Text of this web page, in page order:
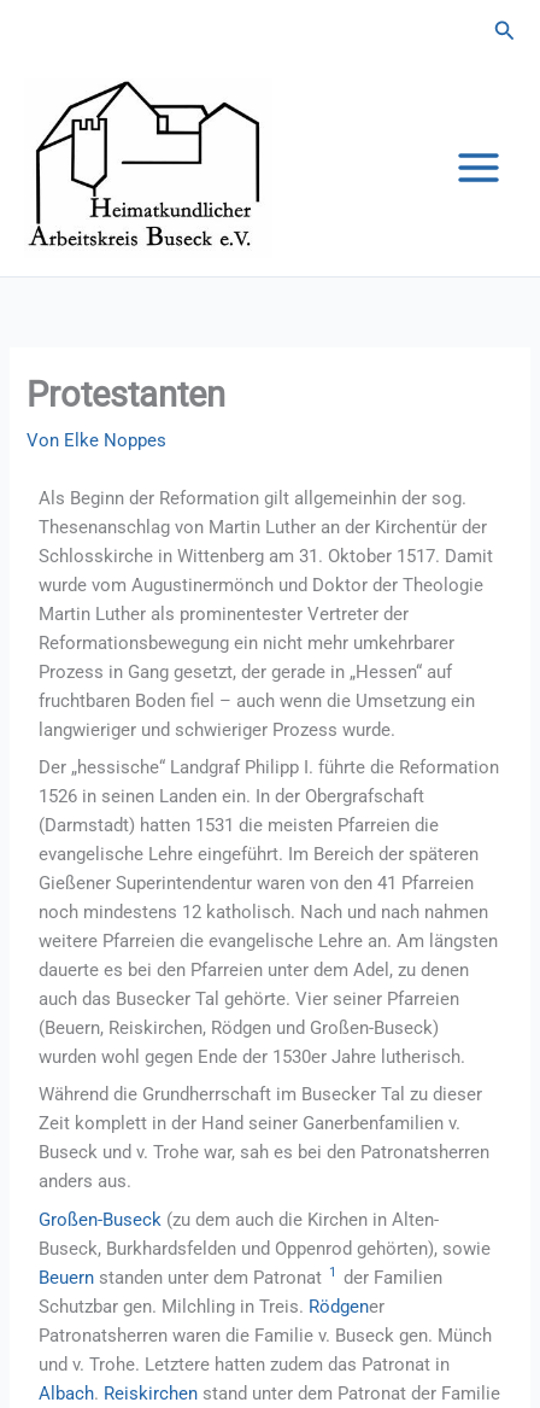
Protestanten
Von Elke Noppes
Als Beginn der Reformation gilt allgemeinhin der sog.
Thesenanschlag von Martin Luther an der Kirchentür der
Schlosskirche in Wittenberg am 31. Oktober 1517. Damit
wurde vom Augustinermönch und Doktor der Theologie
Martin Luther als prominentester Vertreter der
Reformationsbewegung ein nicht mehr umkehrbarer
Prozess in Gang gesetzt, der gerade in „Hessen“ auf
fruchtbaren Boden fiel – auch wenn die Umsetzung ein
langwieriger und schwieriger Prozess wurde.
Der „hessische“ Landgraf Philipp I. führte die Reformation
1526 in seinen Landen ein. In der Obergrafschaft
(Darmstadt) hatten 1531 die meisten Pfarreien die
evangelische Lehre eingeführt. Im Bereich der späteren
Gießener Superintendentur waren von den 41 Pfarreien
noch mindestens 12 katholisch. Nach und nach nahmen
weitere Pfarreien die evangelische Lehre an. Am längsten
dauerte es bei den Pfarreien unter dem Adel, zu denen
auch das Busecker Tal gehörte. Vier seiner Pfarreien
(Beuern, Reiskirchen, Rödgen und Großen-Buseck)
wurden wohl gegen Ende der 1530er Jahre lutherisch.
Während die Grundherrschaft im Busecker Tal zu dieser
Zeit komplett in der Hand seiner Ganerbenfamilien v.
Buseck und v. Trohe war, sah es bei den Patronatsherren
anders aus.
Großen-Buseck (zu dem auch die Kirchen in Alten-
Buseck, Burkhardsfelden und Oppenrod gehörten), sowie
Beuern standen unter dem Patronat 1
der Familien
Schutzbar gen. Milchling in Treis. Rödgener
Patronatsherren waren die Familie v. Buseck gen. Münch
und v. Trohe. Letztere hatten zudem das Patronat in
Albach. Reiskirchen stand unter dem Patronat der Familie